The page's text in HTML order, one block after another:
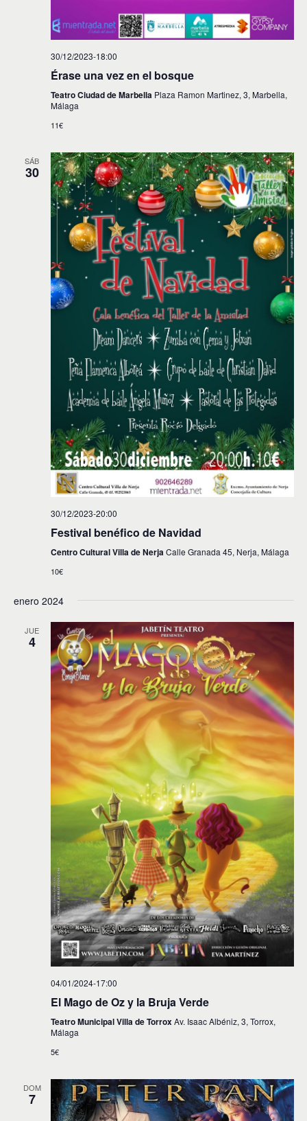
30/12/2023-18:00
Érase una vez en el bosque
Teatro Ciudad de Marbella Plaza Ramon Martinez, 3, Marbella,
Málaga
11€
SÁB
30
30/12/2023-20:00
Festival benéfico de Navidad
Centro Cultural Villa de Nerja Calle Granada 45, Nerja, Málaga
10€
enero 2024
JUE
4
04/01/2024-17:00
El Mago de Oz y la Bruja Verde
Teatro Municipal Villa de TorroxAv. Isaac Albéniz, 3, Torrox,
Málaga
5€
DOM
7